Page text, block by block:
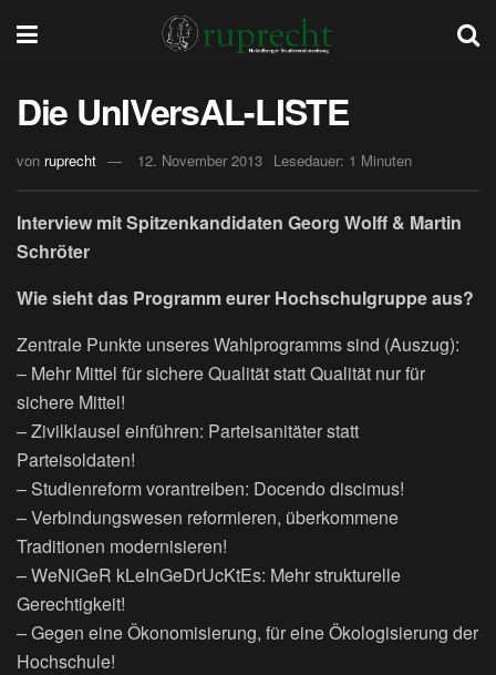
Die UnIVersAL-LISTE
von ruprecht 12. November 2013 Lesedauer: 1 Minuten
Interview mit Spitzenkandidaten Georg Wolff & Martin
Schröter
Wie sieht das Programm eurer Hochschulgruppe aus?
Zentrale Punkte unseres Wahlprogramms sind (Auszug):
– Mehr Mittel für sichere Qualität statt Qualität nur für
sichere Mittel!
– Zivilklausel einführen: Parteisanitäter statt
Parteisoldaten!
– Studienreform vorantreiben: Docendo discimus!
– Verbindungswesen reformieren, überkommene
Traditionen modernisieren!
– WeNiGeR kLeInGeDrUcKtEs: Mehr strukturelle
Gerechtigkeit!
– Gegen eine Ökonomisierung, für eine Ökologisierung der
Hochschule!